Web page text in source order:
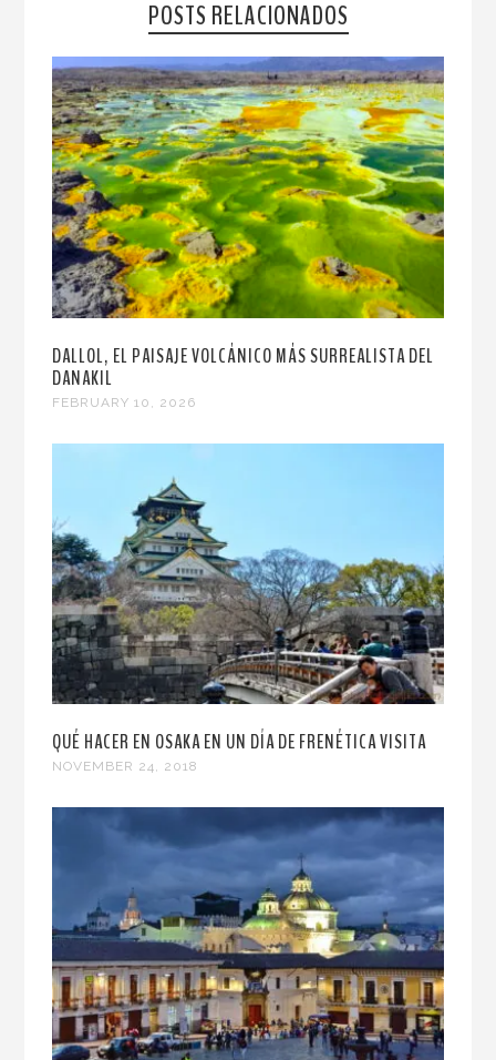
POSTS RELACIONADOS
DALLOL, EL PAISAJE VOLCÁNICO MÁS SURREALISTA DEL
DANAKIL
FEBRUARY 10, 2026
QUÉ HACER EN OSAKA EN UN DÍA DE FRENÉTICA VISITA
NOVEMBER 24, 2018